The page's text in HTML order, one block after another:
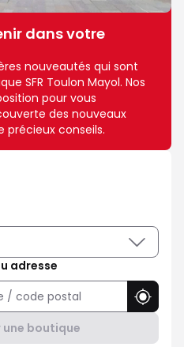
dans votre
nouveautés qui sont
SFR Toulon Mayol. Nos
pour vous
des nouveaux
précieux conseils.
adresse
une boutique